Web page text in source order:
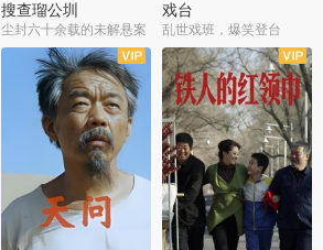
搜查瑠公圳
尘封六十余载的未解悬案
戏台
乱世戏班，爆笑登台